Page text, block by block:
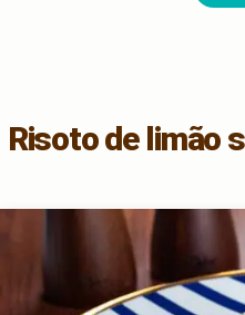
Risoto de limão